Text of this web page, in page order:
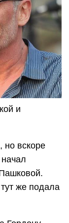
и
вскоре
же подала